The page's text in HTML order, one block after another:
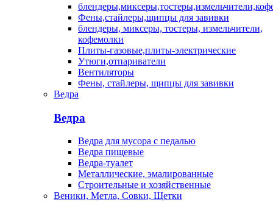
Фены,стайлеры,щипцы для завивки
блендеры, миксеры, тостеры, измельчители,
кофемолки
Плиты-газовые,плиты-электрические
Утюги,отпариватели
Вентиляторы
Фены, стайлеры, щипцы для завивки
Ведра
Ведра
Ведра для мусора с педалью
Ведра пищевые
Ведра-туалет
Металлические, эмалированные
Строительные и хозяйственные
Веники, Метла, Совки, Щетки